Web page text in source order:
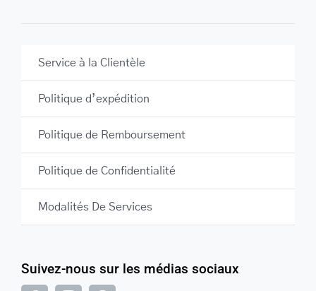
Suivez-nous sur les médias sociaux
Service à la Clientèle
Politique d’expédition
Politique de Remboursement
Politique de Confidentialité
Modalités De Services